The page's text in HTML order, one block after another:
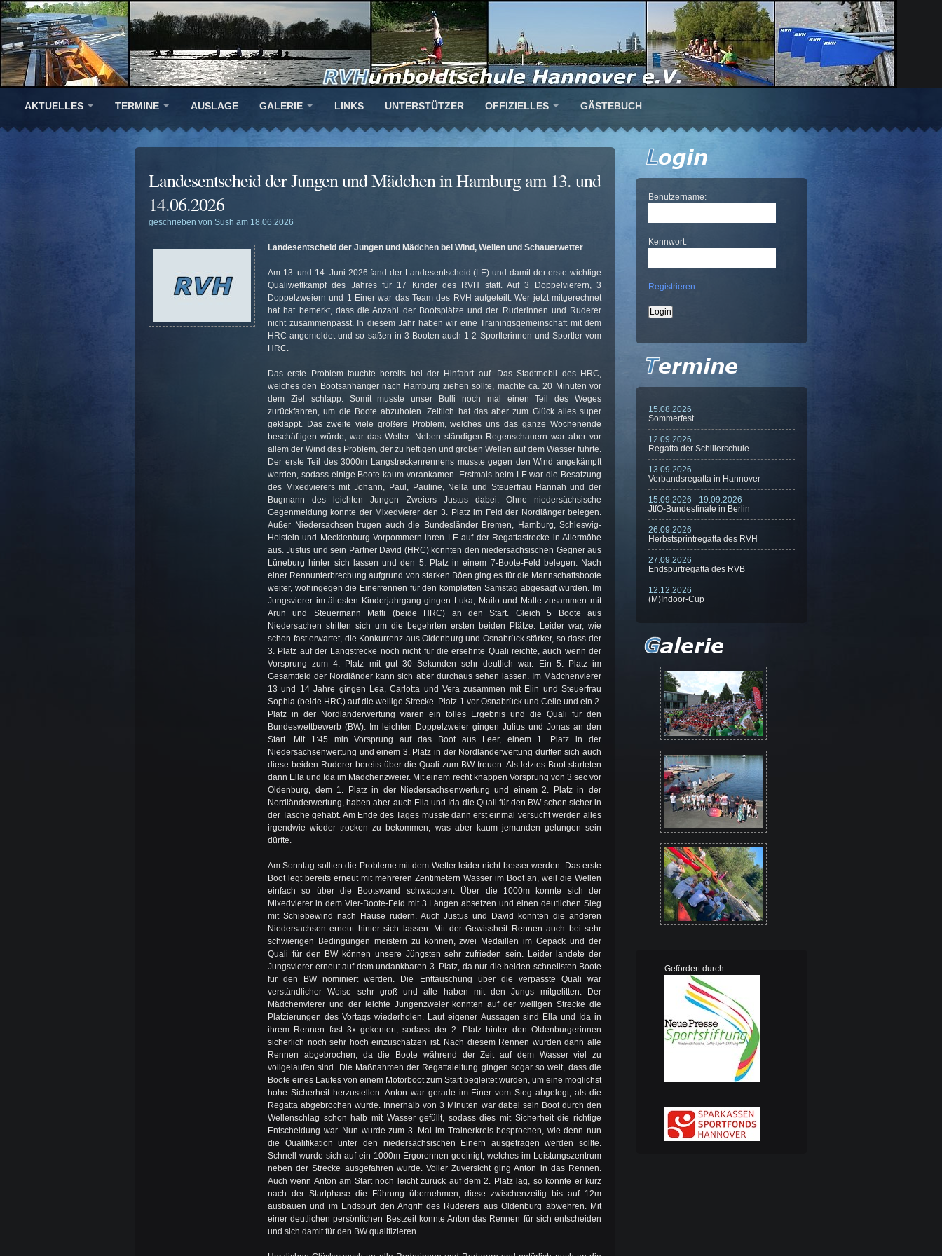
AKTUELLES TERMINE AUSLAGE GALERIE LINKS UNTERSTÜTZER OFFIZIELLES GÄSTEBUCH
Landesentscheid der Jungen und Mädchen in Hamburg am 13. und
14.06.2026
geschrieben von Sush am 18.06.2026
Landesentscheid der Jungen und Mädchen bei Wind, Wellen und Schauerwetter
Am 13. und 14. Juni 2026 fand der Landesentscheid (LE) und damit der erste wichtige
Qualiwettkampf des Jahres für 17 Kinder des RVH statt. Auf 3 Doppelvierern, 3
Doppelzweiern und 1 Einer war das Team des RVH aufgeteilt. Wer jetzt mitgerechnet
hat hat bemerkt, dass die Anzahl der Bootsplätze und der Ruderinnen und Ruderer
nicht zusammenpasst. In diesem Jahr haben wir eine Trainingsgemeinschaft mit dem
HRC angemeldet und so saßen in 3 Booten auch 1-2 Sportlerinnen und Sportler vom
HRC.
Das erste Problem tauchte bereits bei der Hinfahrt auf. Das Stadtmobil des HRC,
welches den Bootsanhänger nach Hamburg ziehen sollte, machte ca. 20 Minuten vor
dem Ziel schlapp. Somit musste unser Bulli noch mal einen Teil des Weges
zurückfahren, um die Boote abzuholen. Zeitlich hat das aber zum Glück alles super
geklappt. Das zweite viele größere Problem, welches uns das ganze Wochenende
beschäftigen würde, war das Wetter. Neben ständigen Regenschauern war aber vor
allem der Wind das Problem, der zu heftigen und großen Wellen auf dem Wasser führte.
Der erste Teil des 3000m Langstreckenrennens musste gegen den Wind angekämpft
werden, sodass einige Boote kaum vorankamen. Erstmals beim LE war die Besatzung
des Mixedvierers mit Johann, Paul, Pauline, Nella und Steuerfrau Hannah und der
Bugmann des leichten Jungen Zweiers Justus dabei. Ohne niedersächsische
Gegenmeldung konnte der Mixedvierer den 3. Platz im Feld der Nordlänger belegen.
Außer Niedersachsen trugen auch die Bundesländer Bremen, Hamburg, Schleswig-
Holstein und Mecklenburg-Vorpommern ihren LE auf der Regattastrecke in Allermöhe
aus. Justus und sein Partner David (HRC) konnten den niedersächsischen Gegner aus
Lüneburg hinter sich lassen und den 5. Platz in einem 7-Boote-Feld belegen. Nach
einer Rennunterbrechung aufgrund von starken Böen ging es für die Mannschaftsboote
weiter, wohingegen die Einerrennen für den kompletten Samstag abgesagt wurden. Im
Jungsvierer im ältesten Kinderjahrgang gingen Luka, Mailo und Malte zusammen mit
Arun und Steuermann Matti (beide HRC) an den Start. Gleich 5 Boote aus
Niedersachen stritten sich um die begehrten ersten beiden Plätze. Leider war, wie
schon fast erwartet, die Konkurrenz aus Oldenburg und Osnabrück stärker, so dass der
3. Platz auf der Langstrecke noch nicht für die ersehnte Quali reichte, auch wenn der
Vorsprung zum 4. Platz mit gut 30 Sekunden sehr deutlich war. Ein 5. Platz im
Gesamtfeld der Nordländer kann sich aber durchaus sehen lassen. Im Mädchenvierer
13 und 14 Jahre gingen Lea, Carlotta und Vera zusammen mit Elin und Steuerfrau
Sophia (beide HRC) auf die wellige Strecke. Platz 1 vor Osnabrück und Celle und ein 2.
Platz in der Nordländerwertung waren ein tolles Ergebnis und die Quali für den
Bundeswettbewerb (BW). Im leichten Doppelzweier gingen Julius und Jonas an den
Start. Mit 1:45 min Vorsprung auf das Boot aus Leer, einem 1. Platz in der
Niedersachsenwertung und einem 3. Platz in der Nordländerwertung durften sich auch
diese beiden Ruderer bereits über die Quali zum BW freuen. Als letztes Boot starteten
dann Ella und Ida im Mädchenzweier. Mit einem recht knappen Vorsprung von 3 sec vor
Oldenburg, dem 1. Platz in der Niedersachsenwertung und einem 2. Platz in der
Nordländerwertung, haben aber auch Ella und Ida die Quali für den BW schon sicher in
der Tasche gehabt. Am Ende des Tages musste dann erst einmal versucht werden alles
irgendwie wieder trocken zu bekommen, was aber kaum jemanden gelungen sein
dürfte.
Am Sonntag sollten die Probleme mit dem Wetter leider nicht besser werden. Das erste
Boot legt bereits erneut mit mehreren Zentimetern Wasser im Boot an, weil die Wellen
einfach so über die Bootswand schwappten. Über die 1000m konnte sich der
Mixedvierer in dem Vier-Boote-Feld mit 3 Längen absetzen und einen deutlichen Sieg
mit Schiebewind nach Hause rudern. Auch Justus und David konnten die anderen
Niedersachsen erneut hinter sich lassen. Mit der Gewissheit Rennen auch bei sehr
schwierigen Bedingungen meistern zu können, zwei Medaillen im Gepäck und der
Quali für den BW können unsere Jüngsten sehr zufrieden sein. Leider landete der
Jungsvierer erneut auf dem undankbaren 3. Platz, da nur die beiden schnellsten Boote
für den BW nominiert werden. Die Enttäuschung über die verpasste Quali war
verständlicher Weise sehr groß und alle haben mit den Jungs mitgelitten. Der
Mädchenvierer und der leichte Jungenzweier konnten auf der welligen Strecke die
Platzierungen des Vortags wiederholen. Laut eigener Aussagen sind Ella und Ida in
ihrem Rennen fast 3x gekentert, sodass der 2. Platz hinter den Oldenburgerinnen
sicherlich noch sehr hoch einzuschätzen ist. Nach diesem Rennen wurden dann alle
Rennen abgebrochen, da die Boote während der Zeit auf dem Wasser viel zu
vollgelaufen sind. Die Maßnahmen der Regattaleitung gingen sogar so weit, dass die
Boote eines Laufes von einem Motorboot zum Start begleitet wurden, um eine möglichst
hohe Sicherheit herzustellen. Anton war gerade im Einer vom Steg abgelegt, als die
Regatta abgebrochen wurde. Innerhalb von 3 Minuten war dabei sein Boot durch den
Wellenschlag schon halb mit Wasser gefüllt, sodass dies mit Sicherheit die richtige
Entscheidung war. Nun wurde zum 3. Mal im Trainerkreis besprochen, wie denn nun
die Qualifikation unter den niedersächsischen Einern ausgetragen werden sollte.
Schnell wurde sich auf ein 1000m Ergorennen geeinigt, welches im Leistungszentrum
neben der Strecke ausgefahren wurde. Voller Zuversicht ging Anton in das Rennen.
Auch wenn Anton am Start noch leicht zurück auf dem 2. Platz lag, so konnte er kurz
nach der Startphase die Führung übernehmen, diese zwischenzeitig bis auf 12m
ausbauen und im Endspurt den Angriff des Ruderers aus Oldenburg abwehren. Mit
einer deutlichen persönlichen Bestzeit konnte Anton das Rennen für sich entscheiden
und sich damit für den BW qualifizieren.
Benutzername:
Kennwort:
Registrieren
15.08.2026
Sommerfest
12.09.2026
Regatta der Schillerschule
13.09.2026
Verbandsregatta in Hannover
15.09.2026 - 19.09.2026
JtfO-Bundesfinale in Berlin
26.09.2026
Herbstsprintregatta des RVH
27.09.2026
Endspurtregatta des RVB
12.12.2026
(M)Indoor-Cup
Gefördert durch